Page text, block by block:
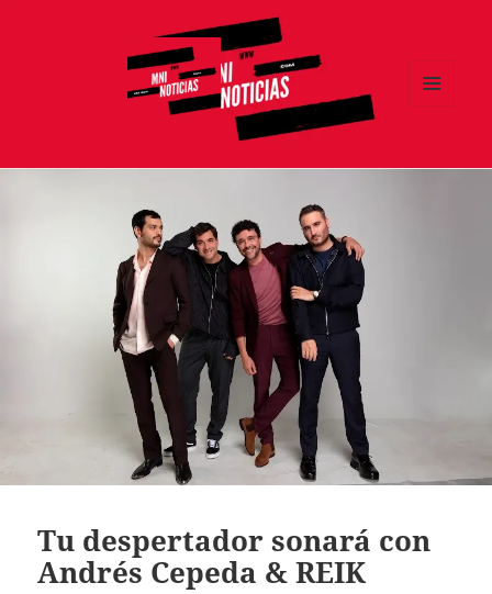
Tu despertador sonará con
Andrés Cepeda & REIK